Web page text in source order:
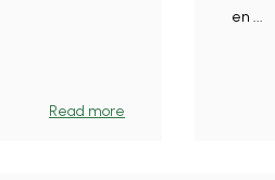
Read more
en ...